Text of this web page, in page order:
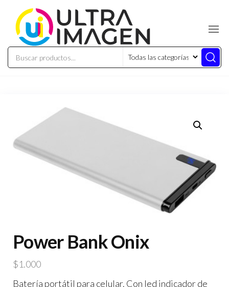
Power Bank Onix
$1.000
Batería portátil para celular. Con led indicador de